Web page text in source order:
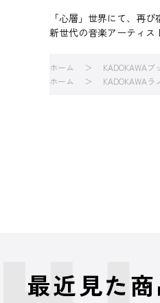
「心層」世界にて、再
新世代の音楽アーティス
ホーム KADOKAWAブ
ホーム
KADOKAWA
最近見た商